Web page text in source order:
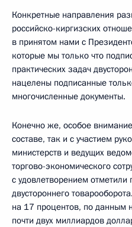
Конкретные направления
российско-киргизских
в принятом нами с
которые мы только что
практических задач
нацелены подписанные
многочисленные документы.
Конечно же, особое
составе, так и с участием
министерств и ведущих
торгово-экономического
с удовлетворением
двустороннего
на 17 процентов, по данным
почти двух миллиардов